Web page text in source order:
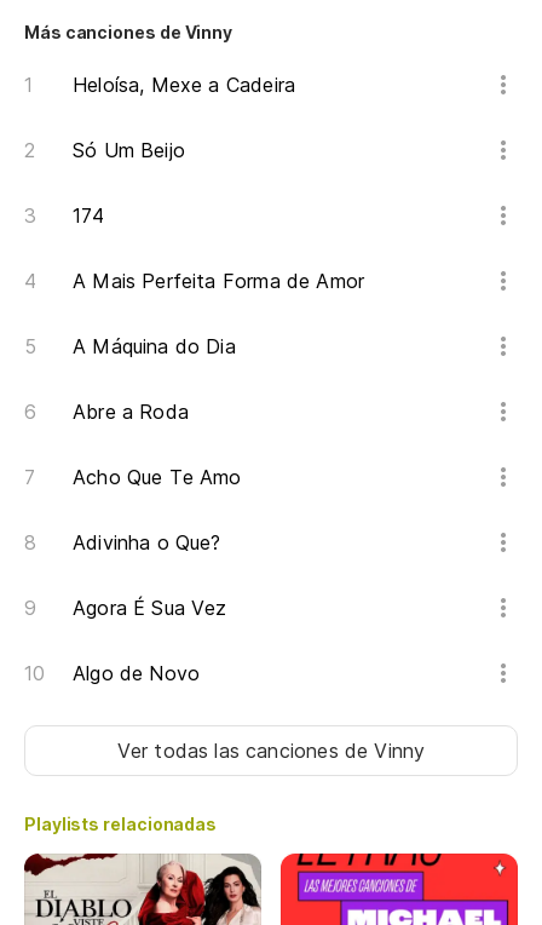
Más canciones de Vinny
Heloísa, Mexe a Cadeira
Só Um Beijo
174
A Mais Perfeita Forma de Amor
A Máquina do Dia
Abre a Roda
Acho Que Te Amo
Adivinha o Que?
Agora É Sua Vez
Algo de Novo
Ver todas las canciones de Vinny
Playlists relacionadas